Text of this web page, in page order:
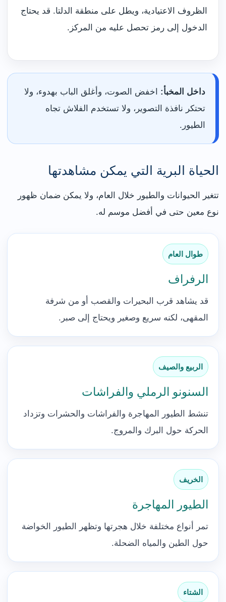
الظروف الاعتيادية، ويطل على منطقة الدلتا. قد يحتاج
الدخول إلى رمز تحصل عليه من المركز.
داخل المخبأ: اخفض الصوت، وأغلق الباب بهدوء، ولا
تحتكر نافذة التصوير، ولا تستخدم الفلاش تجاه
الطيور.
الحياة البرية التي يمكن مشاهدتها
تتغير الحيوانات والطيور خلال العام، ولا يمكن ضمان ظهور
نوع معين حتى في أفضل موسم له.
طوال العام
الرفراف
قد يشاهد قرب البحيرات والقصب أو من شرفة
المقهى، لكنه سريع وصغير ويحتاج إلى صبر.
الربيع والصيف
السنونو الرملي والفراشات
تنشط الطيور المهاجرة والفراشات والحشرات وتزداد
الحركة حول البرك والمروج.
الخريف
الطيور المهاجرة
تمر أنواع مختلفة خلال هجرتها وتظهر الطيور الخواضة
حول الطين والمياه الضحلة.
الشتاء